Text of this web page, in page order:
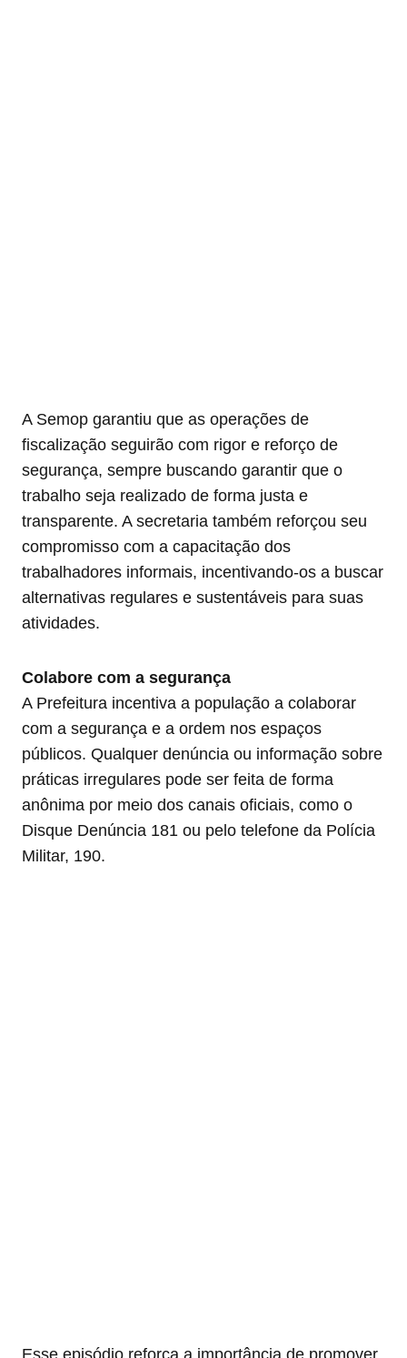
A Semop garantiu que as operações de
fiscalização seguirão com rigor e reforço de
segurança, sempre buscando garantir que o
trabalho seja realizado de forma justa e
transparente. A secretaria também reforçou seu
compromisso com a capacitação dos
trabalhadores informais, incentivando-os a buscar
alternativas regulares e sustentáveis para suas
atividades.
Colabore com a segurança
A Prefeitura incentiva a população a colaborar
com a segurança e a ordem nos espaços
públicos. Qualquer denúncia ou informação sobre
práticas irregulares pode ser feita de forma
anônima por meio dos canais oficiais, como o
Disque Denúncia 181 ou pelo telefone da Polícia
Militar, 190.
Esse episódio reforça a importância de promover